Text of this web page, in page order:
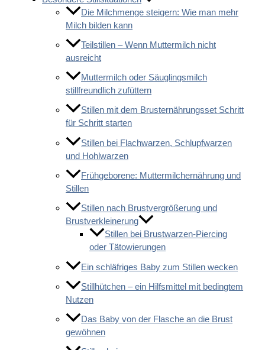
Die Milchmenge steigern: Wie man mehr
Milch bilden kann
Teilstillen – Wenn Muttermilch nicht
ausreicht
Muttermilch oder Säuglingsmilch
stillfreundlich zufüttern
Stillen mit dem Brusternährungsset Schritt
für Schritt starten
Stillen bei Flachwarzen, Schlupfwarzen
und Hohlwarzen
Frühgeborene: Muttermilchernährung und
Stillen
Stillen nach Brustvergrößerung und
Brustverkleinerung
Stillen bei Brustwarzen-Piercing
oder Tätowierungen
Ein schläfriges Baby zum Stillen wecken
Stillhütchen – ein Hilfsmittel mit bedingtem
Nutzen
Das Baby von der Flasche an die Brust
gewöhnen